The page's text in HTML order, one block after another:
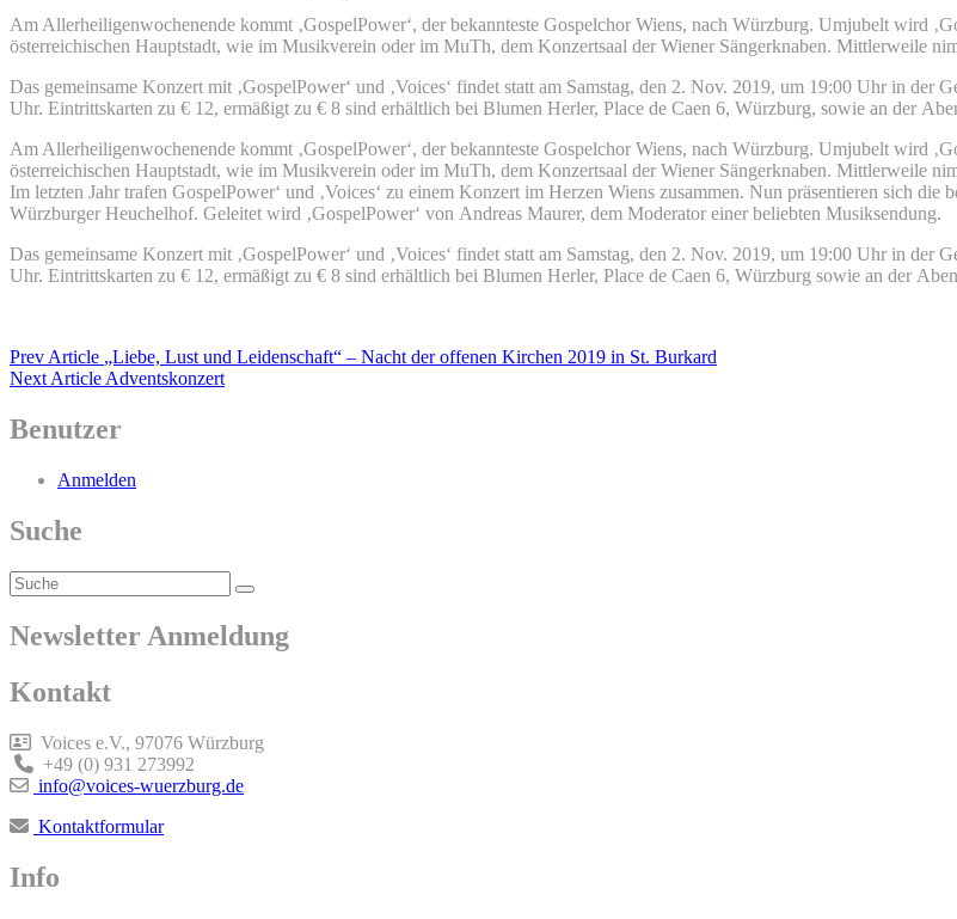
Am Allerheiligenwochenende kommt ‚GospelPower‘, der bekannteste Gospelchor Wiens, nach Würzburg. Umjubelt wird
österreichischen Hauptstadt, wie im Musikverein oder im MuTh, dem Konzertsaal der Wiener Sängerknaben. Mittlerweile
Das gemeinsame Konzert mit ‚GospelPower‘ und ‚Voices‘ findet statt am Samstag, den 2. Nov. 2019, um 19:00 Uhr in der
Uhr. Eintrittskarten zu € 12, ermäßigt zu € 8 sind erhältlich bei Blumen Herler, Place de Caen 6, Würzburg, sowie an der
Am Allerheiligenwochenende kommt ‚GospelPower‘, der bekannteste Gospelchor Wiens, nach Würzburg. Umjubelt wird
österreichischen Hauptstadt, wie im Musikverein oder im MuTh, dem Konzertsaal der Wiener Sängerknaben. Mittlerweile
Im letzten Jahr trafen GospelPower‘ und ‚Voices‘ zu einem Konzert im Herzen Wiens zusammen. Nun präsentieren sich die
Würzburger Heuchelhof. Geleitet wird ‚GospelPower‘ von Andreas Maurer, dem Moderator einer beliebten Musiksendung.
Das gemeinsame Konzert mit ‚GospelPower‘ und ‚Voices‘ findet statt am Samstag, den 2. Nov. 2019, um 19:00 Uhr in der
Uhr. Eintrittskarten zu € 12, ermäßigt zu € 8 sind erhältlich bei Blumen Herler, Place de Caen 6, Würzburg sowie an der
Beitragsnavigation
Previous
Post
Prev Article „Liebe, Lust und Leidenschaft“ – Nacht der offenen Kirchen 2019 in St. Burkard
Next
Next ArticleAdventskonzert
Benutzer
Anmelden
Suche
Search
for:
Search
Newsletter Anmeldung
Kontakt
Voices e.V., 97076 Würzburg
+49 (0) 931 273992
info@voices-wuerzburg.de
Kontaktformular
Info